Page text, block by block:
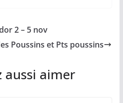
2 – 5 nov
Poussins et Pts poussins
aussi aimer